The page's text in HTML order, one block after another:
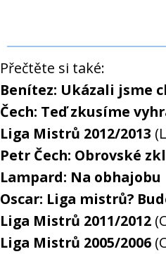
Přečtěte si také:
Benítez: Ukázali jsme
Čech: Teď zkusíme
Liga Mistrů 2012/2013
Petr Čech: Obrovské
Lampard: Na obhajobu
Oscar: Liga mistrů?
Liga Mistrů 2011/2012
Liga Mistrů 2005/2006